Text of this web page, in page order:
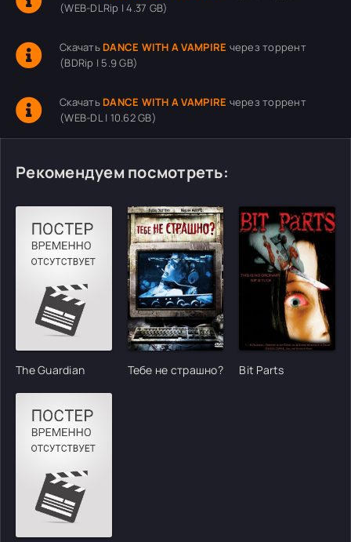
(WEB-DLRip | 4.37 GB)
Скачать DANCE WITH A VAMPIRE через торрент
(BDRip | 5.9 GB)
Скачать DANCE WITH A VAMPIRE через торрент
(WEB-DL | 10.62 GB)
Рекомендуем посмотреть:
The Guardian Тебе не страшно? Bit Parts